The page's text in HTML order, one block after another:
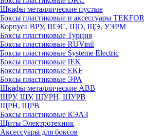
Шкафы металлические пустые
Боксы пластиковые и аксессуары TEKFOR
Корпуса ВРУ, ШЭС, ЩО, ЩЭ, УЭРМ
Боксы пластиковые Турция
Боксы пластиковые RUVinil
Боксы пластиковые Systeme Electric
Боксы пластиковые IEK
Боксы пластиковые EKF
Боксы пластиковые ЭРА
Шкафы металлические ABB
ЩРУ, ЩУ, ЩУРН, ЩУРВ
ЩРН, ЩРВ
Боксы пластиковые КЭАЗ
Щиты Электротехник
Аксессуары для боксов